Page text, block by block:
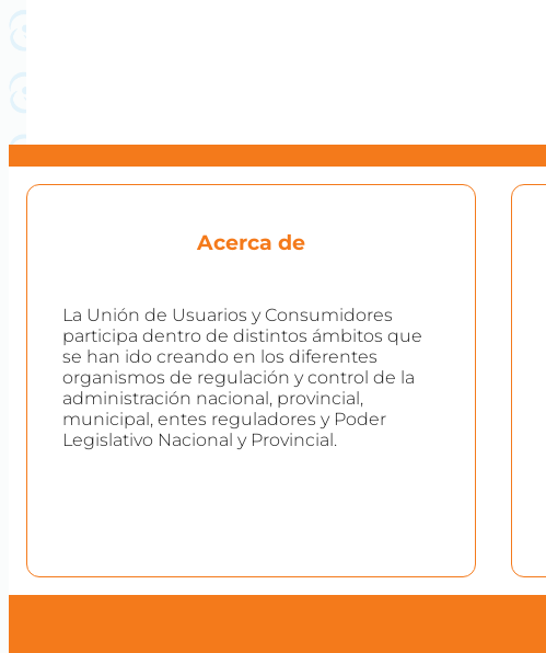
Acerca de
La Unión de Usuarios y Consumidores
participa dentro de distintos ámbitos que
se han ido creando en los diferentes
organismos de regulación y control de la
administración nacional, provincial,
municipal, entes reguladores y Poder
Legislativo Nacional y Provincial.